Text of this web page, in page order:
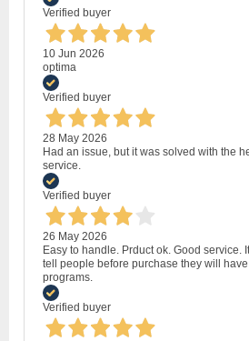
Verified buyer
10 Jun 2026
optima
Verified buyer
28 May 2026
Had an issue, but it was solved with the
service.
Verified buyer
26 May 2026
Easy to handle. Prduct ok. Good service.
tell people before purchase they will
programs.
Verified buyer